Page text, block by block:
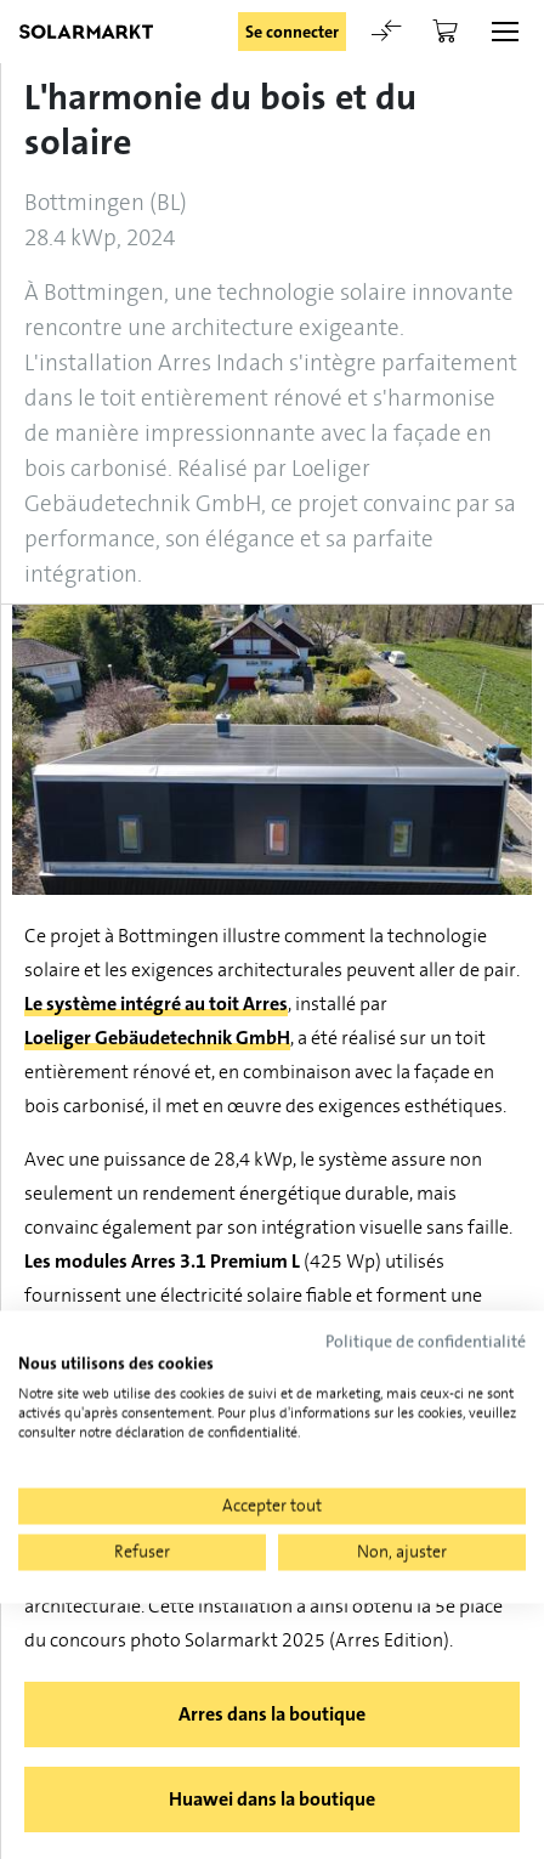
Se connecter
Login
Rester connecté
Se connecter
Oublié le mot de passe
Demande d'enregistrement pour login
L'harmonie du bois et du
solaire
Bottmingen (BL)
28.4 kWp, 2024
À Bottmingen, une technologie solaire innovante
rencontre une architecture exigeante.
L'installation Arres Indach s'intègre parfaitement
dans le toit entièrement rénové et s'harmonise
de manière impressionnante avec la façade en
bois carbonisé. Réalisé par Loeliger
Gebäudetechnik GmbH, ce projet convainc par sa
performance, son élégance et sa parfaite
intégration.
Ce projet à Bottmingen illustre comment la technologie
solaire et les exigences architecturales peuvent aller de pair.
Le système intégré au toit Arres, installé par
Loeliger Gebäudetechnik GmbH, a été réalisé sur un toit
entièrement rénové et, en combinaison avec la façade en
bois carbonisé, il met en œuvre des exigences esthétiques.
Avec une puissance de 28,4 kWp, le système assure non
seulement un rendement énergétique durable, mais
convainc également par son intégration visuelle sans faille.
Les modules Arres 3.1 Premium L(425 Wp) utilisés
fournissent une électricité solaire fiable et forment une
surface de toit uniforme et élégante.
Pour une efficacité maximale et une optimisation de la
consommation propre, un système de stockage Huawei
L'installation souligne comment les systèmes solaires
peuvent être mis en œuvre non seulement de manière
fonctionnelle, mais aussi avec une grande valeur
architecturale. Cette installation a ainsi obtenu la 5e place
du concours photo Solarmarkt 2025 (Arres Edition).
Arres dans la boutique
Huawei dans la boutique
Politique de confidentialité
Nous utilisons des cookies
Notre site web utilise des cookies de suivi et de marketing, mais ceux-ci ne sont
activés qu'après consentement. Pour plus d'informations sur les cookies, veuillez
consulter notre déclaration de confidentialité.
Accepter tout
Refuser
Non, ajuster